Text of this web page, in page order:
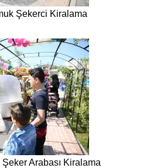
Şekerci Kiralama
Şeker Arabası Kiralama